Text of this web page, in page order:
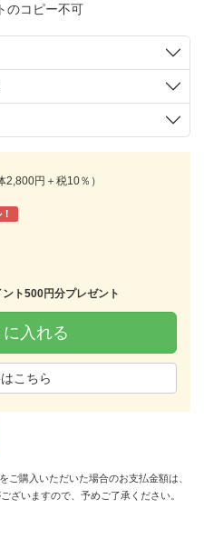
のコピー不可
2,800円＋税10％）
ト500円分プレゼント
入れる
こちら
購入いただいた場合のお支払金額は、
ざいますので、予めご了承ください。